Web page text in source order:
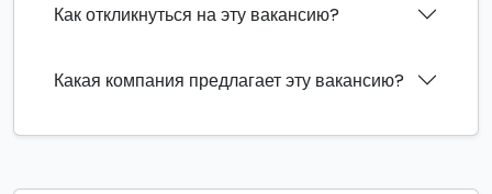
Как откликнуться на эту вакансию?
Какая компания предлагает эту вакансию?